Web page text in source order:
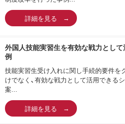
詳細を見る
外国人技能実習生を有効な戦力とし
例
技能実習生受け入れに関し手続的要件を
けでなく、有効な戦力として活用できる
案...
詳細を見る